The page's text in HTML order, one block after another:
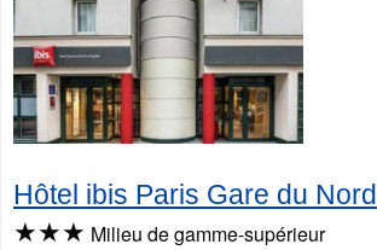
Hôtel ibis Paris Gare du Nord
★★★ Milieu de gamme-supérieur